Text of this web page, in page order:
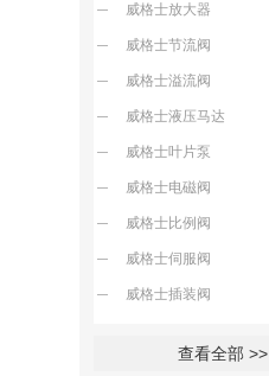
威格士放大器
威格士节流阀
威格士溢流阀
威格士液压马达
威格士叶片泵
威格士电磁阀
威格士比例阀
威格士伺服阀
威格士插装阀
查看全部 >>